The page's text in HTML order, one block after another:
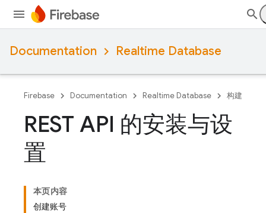
Documentation Realtime Database
Firebase Documentation Realtime Database 构建
REST API 的安装与设
置
本页内容
创建账号